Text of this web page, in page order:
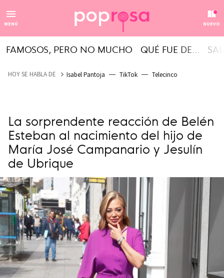
MENÚ NUEVO
FAMOSOS, PERO NO MUCHO QUÉ FUE DE...
HOY SE HABLA DE Isabel Pantoja TikTok Telecinco
La sorprendente reacción de Belén
Esteban al nacimiento del hijo de
María José Campanario y Jesulín
de Ubrique